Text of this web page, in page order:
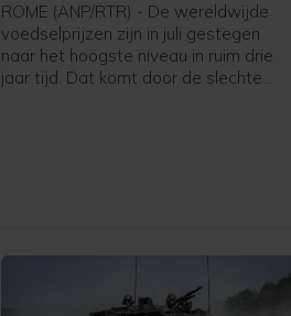
ROME (ANP/RTR) - De wereldwijde
voedselprijzen zijn in juli gestegen
naar het hoogste niveau in ruim drie
jaar tijd. Dat komt door de slechte